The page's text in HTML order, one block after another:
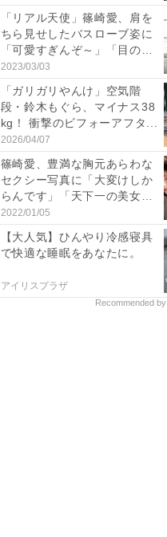
「リアル天使」篠崎愛、肩を
ちら見せしたバスローブ姿に
「可愛すぎんぞ～」「目の表
情...
2023/03/03
「ガリガリやんけ」空気階
段・鈴木もぐら、マイナス38
kg！ 衝撃のビフォーアフタ...
2026/04/07
篠崎愛、豊満な胸元あらわな
セクシー写真に「大変けしか
らんです」「天下一の美女で
す...
2022/01/05
【大人気】ひんやり冷感寝具
で快適な睡眠をあなたに。
アイリスプラザ
Recommended by